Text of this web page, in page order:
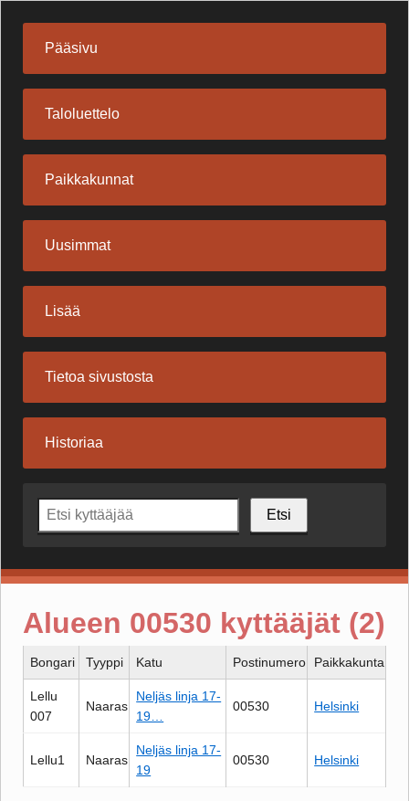
Pääsivu
Taloluettelo
Paikkakunnat
Uusimmat
Lisää
Tietoa sivustosta
Historiaa
Etsi
Alueen 00530 kyttääjät (2)
Bongari Tyyppi Katu Postinumero Paikkakunta
Lellu
007
Naaras
Neljäs linja 17-
19…
00530 Helsinki
Lellu1 Naaras
Neljäs linja 17-
19
00530 Helsinki